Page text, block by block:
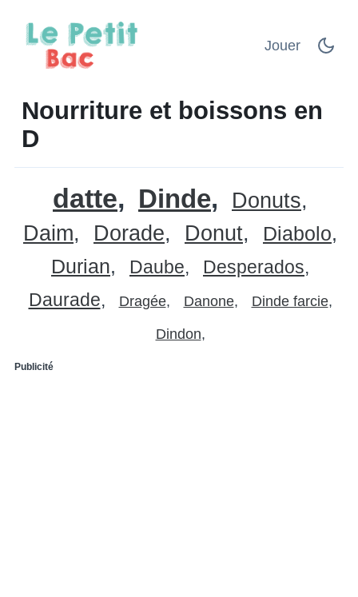
Jouer
Nourriture et boissons en
D
datte Dinde
Donuts
Daim
Dorade Donut
Diabolo
Durian
Daube
Desperados
Daurade
Dragée Danone Dinde farcie
Dindon
Publicité